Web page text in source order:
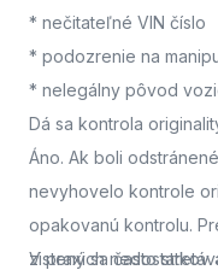
* nečitateľné VIN číslo
* podozrenie na
* nelegálny pôvod
Dá sa kontrola
Áno. Ak boli
nevyhovelo kontrole
opakovanú kontrolu.
zistených nedostatkov
V praxi sa často